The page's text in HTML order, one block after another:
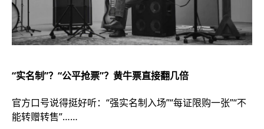
“实名制”？“公平抢票”？黄牛票直接翻几倍
官方口号说得挺好听：“强实名制入场”“每证限购一张”“不
能转赠转售”……